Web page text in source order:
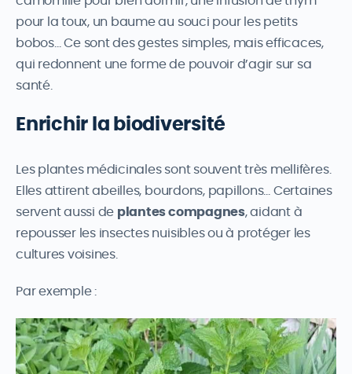
pour la toux, un baume au souci pour les petits
bobos… Ce sont des gestes simples, mais efficaces,
qui redonnent une forme de pouvoir d’agir sur sa
santé.
Enrichir la biodiversité
Les plantes médicinales sont souvent très mellifères.
Elles attirent abeilles, bourdons, papillons… Certaines
servent aussi de plantes compagnes, aidant à
repousser les insectes nuisibles ou à protéger les
cultures voisines.
Par exemple :